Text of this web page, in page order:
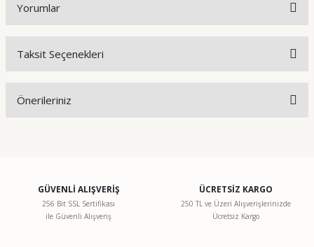
Yorumlar
Taksit Seçenekleri
Önerileriniz
Görüş ve önerileriniz için teşekkür ederiz.
Ürün resmi kalitesiz, bozuk veya görüntülenemiyor.
GÜVENLİ ALIŞVERİŞ
256 Bit SSL Sertifikası
ile Güvenli Alışveriş
ÜCRETSİZ KARGO
250 TL ve Üzeri Alışverişlerinizde
Ücretsiz Kargo